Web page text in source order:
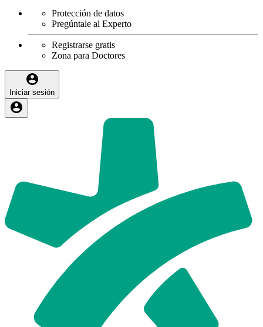
Protección de datos
Pregúntale al Experto
Registrarse gratis
Zona para Doctores
Iniciar sesión